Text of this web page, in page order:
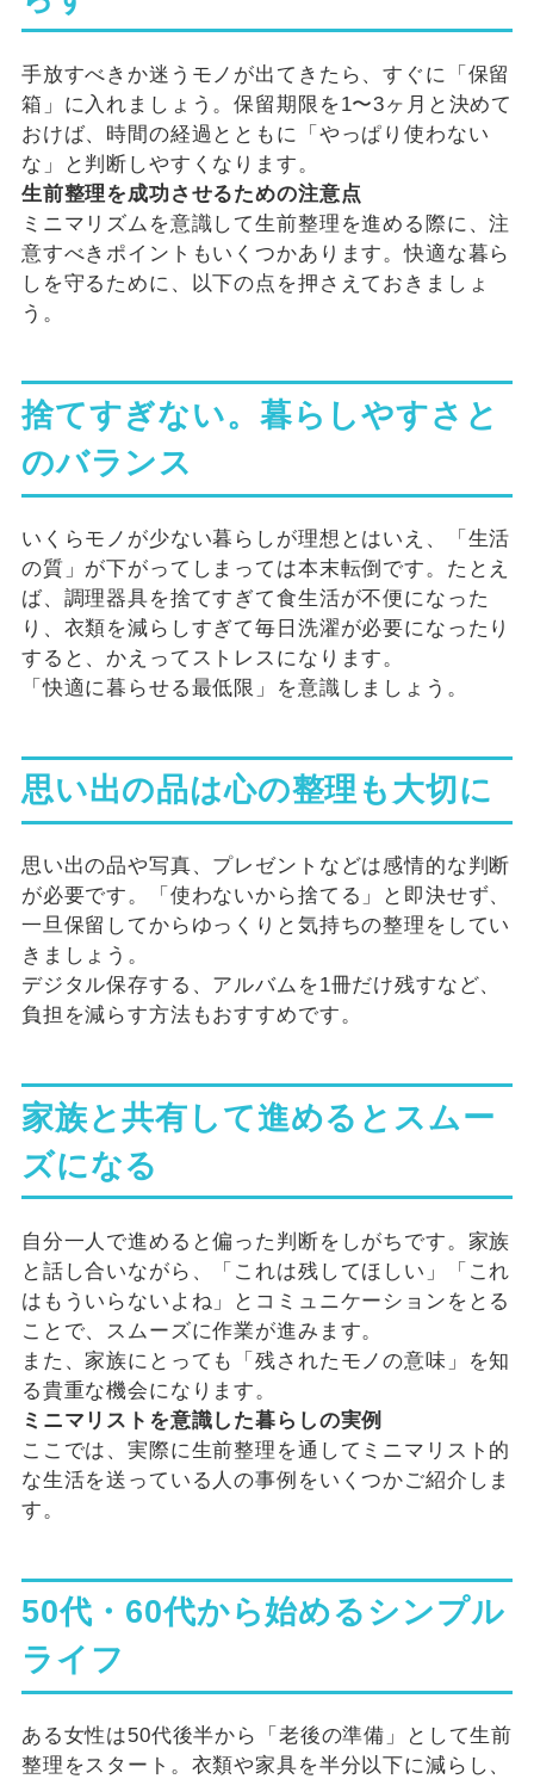
手放すべきか迷うモノが出てきたら、すぐに「保留
箱」に入れましょう。保留期限を1〜3ヶ月と決めて
おけば、時間の経過とともに「やっぱり使わない
な」と判断しやすくなります。
生前整理を成功させるための注意点
ミニマリズムを意識して生前整理を進める際に、注
意すべきポイントもいくつかあります。快適な暮ら
しを守るために、以下の点を押さえておきましょ
う。
捨てすぎない。暮らしやすさと
のバランス
いくらモノが少ない暮らしが理想とはいえ、「生活
の質」が下がってしまっては本末転倒です。たとえ
ば、調理器具を捨てすぎて食生活が不便になった
り、衣類を減らしすぎて毎日洗濯が必要になったり
すると、かえってストレスになります。
「快適に暮らせる最低限」を意識しましょう。
思い出の品は心の整理も大切に
思い出の品や写真、プレゼントなどは感情的な判断
が必要です。「使わないから捨てる」と即決せず、
一旦保留してからゆっくりと気持ちの整理をしてい
きましょう。
デジタル保存する、アルバムを1冊だけ残すなど、
負担を減らす方法もおすすめです。
家族と共有して進めるとスムー
ズになる
自分一人で進めると偏った判断をしがちです。家族
と話し合いながら、「これは残してほしい」「これ
はもういらないよね」とコミュニケーションをとる
ことで、スムーズに作業が進みます。
また、家族にとっても「残されたモノの意味」を知
る貴重な機会になります。
ミニマリストを意識した暮らしの実例
ここでは、実際に生前整理を通してミニマリスト的
な生活を送っている人の事例をいくつかご紹介しま
す。
50代・60代から始めるシンプル
ライフ
ある女性は50代後半から「老後の準備」として生前
整理をスタート。衣類や家具を半分以下に減らし、